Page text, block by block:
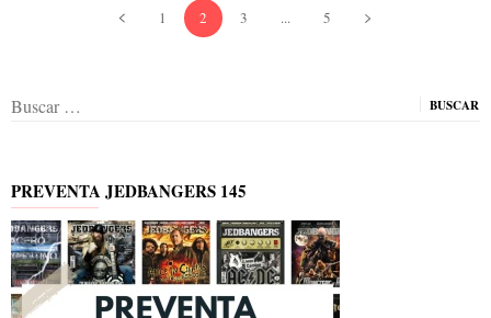
1 2 3 ... 5
Buscar:
PREVENTA JEDBANGERS 145